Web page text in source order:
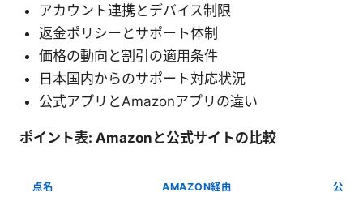
アカウント連携とデバイス制限
返金ポリシーとサポート体制
価格の動向と割引の適用条件
日本国内からのサポート対応状況
公式アプリとAmazonアプリの違い
ポイント表: Amazonと公式サイトの比較
点名 AMAZON経由 公式